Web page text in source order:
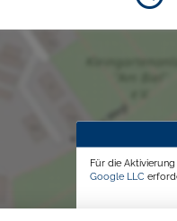
Für die
Google LLC